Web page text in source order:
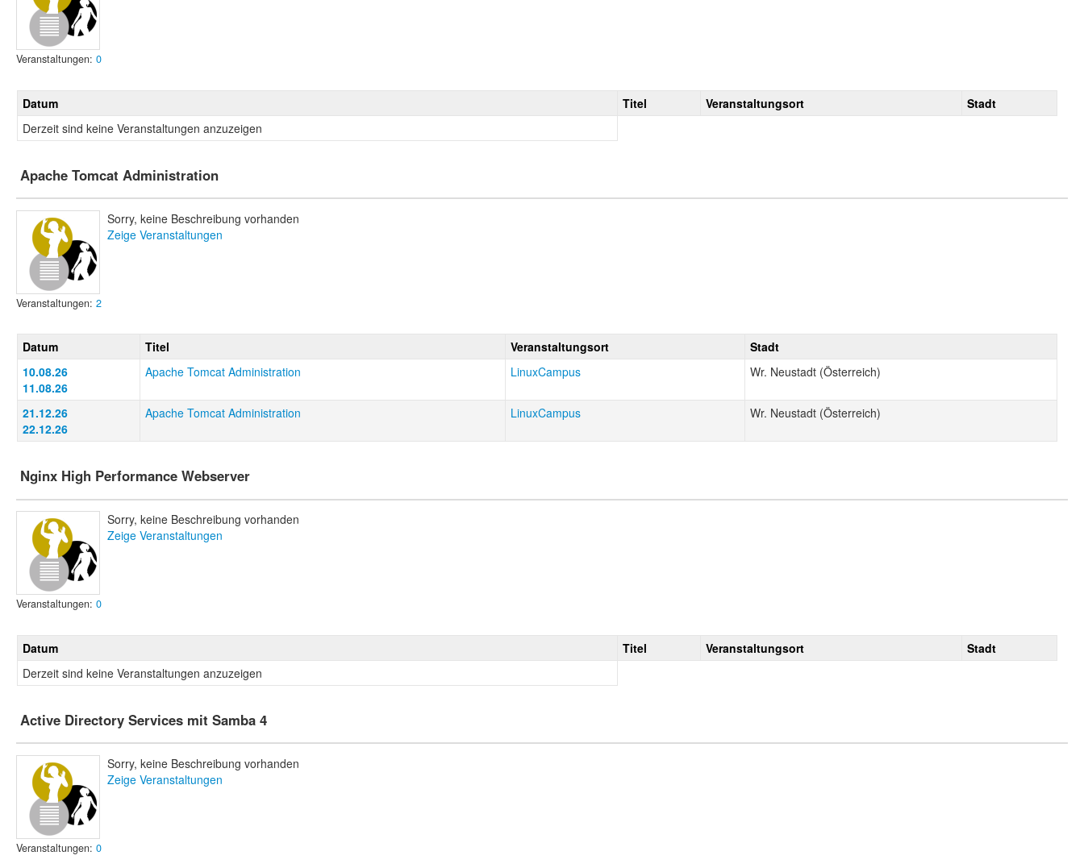
Veranstaltungen: 0
Datum Titel Veranstaltungsort
Stadt
Derzeit sind keine Veranstaltungen anzuzeigen
Apache Tomcat Administration
Veranstaltungen: 2
Sorry, keine Beschreibung vorhanden
Zeige Veranstaltungen
Datum Titel Veranstaltungsort
Stadt
10.08.26
11.08.26
Apache Tomcat Administration LinuxCampus Wr. Neustadt (Österreich)
21.12.26
22.12.26
Apache Tomcat Administration LinuxCampus Wr. Neustadt (Österreich)
Nginx High Performance Webserver
Veranstaltungen: 0
Sorry, keine Beschreibung vorhanden
Zeige Veranstaltungen
Datum Titel Veranstaltungsort
Stadt
Derzeit sind keine Veranstaltungen anzuzeigen
Active Directory Services mit Samba 4
Veranstaltungen: 0
Sorry, keine Beschreibung vorhanden
Zeige Veranstaltungen